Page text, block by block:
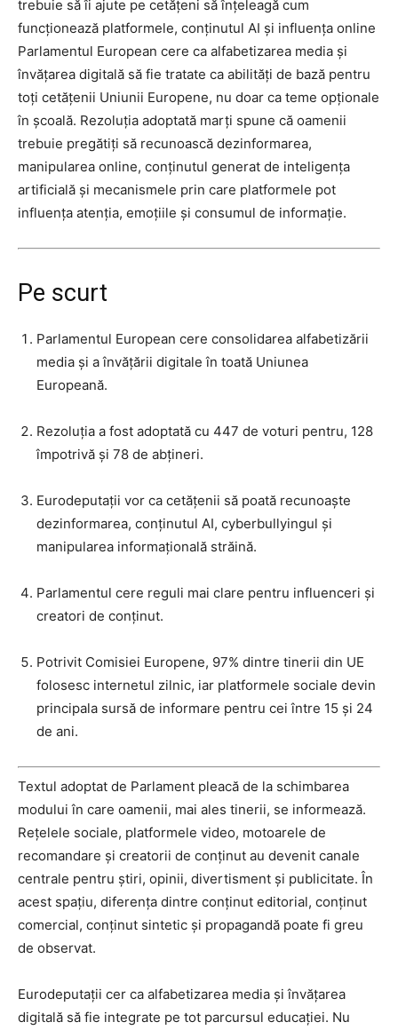
trebuie să îi ajute pe cetățeni să înțeleagă cum
funcționează platformele, conținutul AI și influența online
Parlamentul European cere ca alfabetizarea media și
învățarea digitală să fie tratate ca abilități de bază pentru
toți cetățenii Uniunii Europene, nu doar ca teme opționale
în școală. Rezoluția adoptată marți spune că oamenii
trebuie pregătiți să recunoască dezinformarea,
manipularea online, conținutul generat de inteligența
artificială și mecanismele prin care platformele pot
influența atenția, emoțiile și consumul de informație.
Pe scurt
Parlamentul European cere consolidarea alfabetizării
media și a învățării digitale în toată Uniunea
Europeană.
Rezoluția a fost adoptată cu 447 de voturi pentru, 128
împotrivă și 78 de abțineri.
Eurodeputații vor ca cetățenii să poată recunoaște
dezinformarea, conținutul AI, cyberbullyingul și
manipularea informațională străină.
Parlamentul cere reguli mai clare pentru influenceri și
creatori de conținut.
Potrivit Comisiei Europene, 97% dintre tinerii din UE
folosesc internetul zilnic, iar platformele sociale devin
principala sursă de informare pentru cei între 15 și 24
de ani.
Textul adoptat de Parlament pleacă de la schimbarea
modului în care oamenii, mai ales tinerii, se informează.
Rețelele sociale, platformele video, motoarele de
recomandare și creatorii de conținut au devenit canale
centrale pentru știri, opinii, divertisment și publicitate. În
acest spațiu, diferența dintre conținut editorial, conținut
comercial, conținut sintetic și propagandă poate fi greu
de observat.
Eurodeputații cer ca alfabetizarea media și învățarea
digitală să fie integrate pe tot parcursul educației. Nu